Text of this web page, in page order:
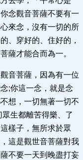
念觀音菩薩不要有一
來念，沒有一切的所
、穿好的、住好的，
薩才能合而為一。
音菩薩，因為有一位
;你這一念，就是念
想，一切無著一切不
生都離苦得樂、了
樣子，無所求於眾
這是觀世音菩薩對我
不要一天到晚盡打妄